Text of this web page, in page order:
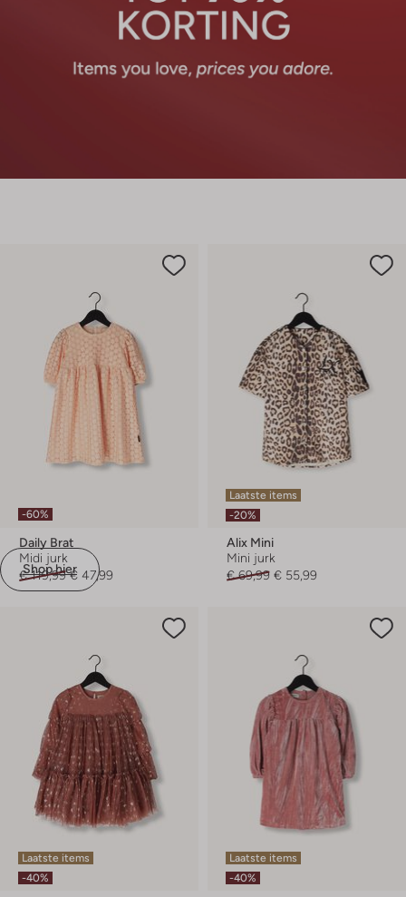
Shop hier
-60%
Daily Brat
Midi jurk
€ 119,99 € 47,99
Laatste items
-20%
Alix Mini
Mini jurk
€ 69,99 € 55,99
Laatste items
-40%
Laatste items
-40%